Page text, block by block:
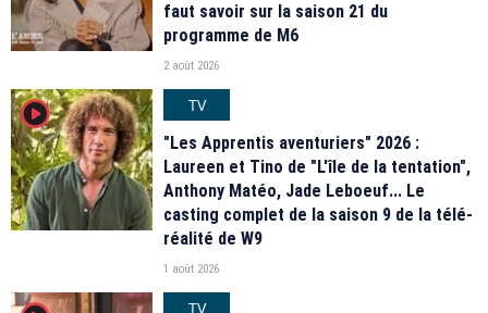
faut savoir sur la saison 21 du
programme de M6
2 août 2026
player2
TV
"Les Apprentis aventuriers" 2026 :
Laureen et Tino de "L'île de la tentation",
Anthony Matéo, Jade Leboeuf... Le
casting complet de la saison 9 de la télé-
réalité de W9
1 août 2026
TV